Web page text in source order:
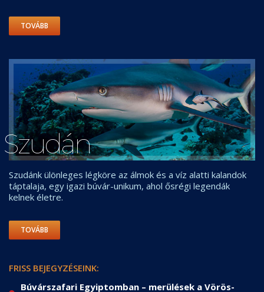
TOVÁBB
Szudán
Szudánk ülönleges légköre az álmok és a víz alatti kalandok
táptalaja, egy igazi búvár-unikum, ahol ősrégi legendák
kelnek életre.
TOVÁBB
FRISS BEJEGYZÉSEINK:
Búvárszafari Egyiptomban – merülések a Vörös-